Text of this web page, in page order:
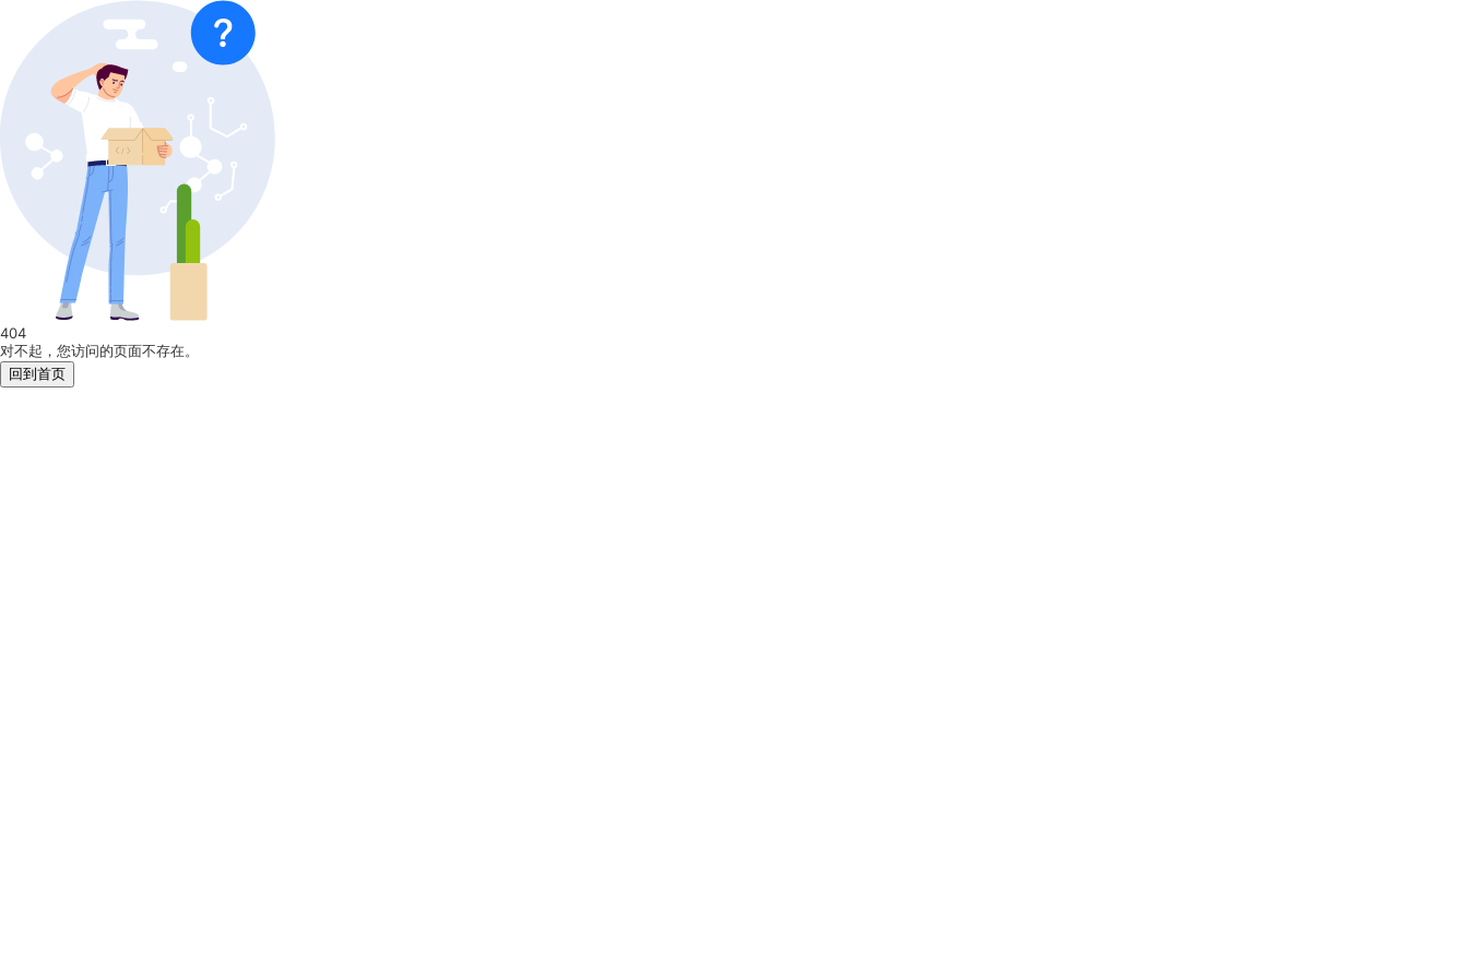
404
对不起，您访问的页面不存在。
回到首页